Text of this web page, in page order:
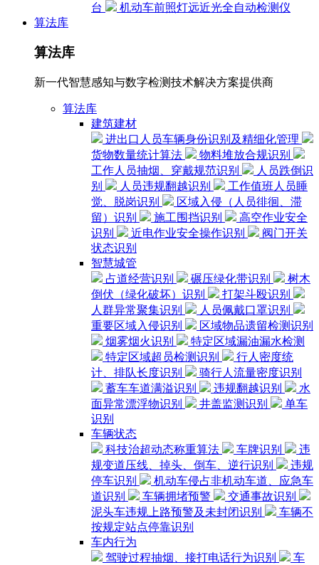
台
机动车前照灯远近光全自动检测仪
算法库
算法库
新一代智慧感知与数字检测技术解决方案提供商
算法库
建筑建材
进出口人员车辆身份识别及精细化管理
货物数量统计算法
物料堆放合规识别
工作人员抽烟、穿戴规范识别
人员跌倒识
别
人员违规翻越识别
工作值班人员睡
觉、脱岗识别
区域入侵（人员徘徊、滞
留）识别
施工围挡识别
高空作业安全
识别
近电作业安全操作识别
阀门开关
状态识别
智慧城管
占道经营识别
碾压绿化带识别
树木
倒伏（绿化破坏）识别
打架斗殴识别
人群异常聚集识别
人员佩戴口罩识别
重要区域入侵识别
区域物品遗留检测识别
烟雾烟火识别
特定区域漏油漏水检测
特定区域超员检测识别
行人密度统
计、排队长度识别
骑行人流量密度识别
蓄车车道满溢识别
违规翻越识别
水
面异常漂浮物识别
井盖监测识别
单车
识别
车辆状态
科技治超动态称重算法
车牌识别
违
规变道压线、掉头、倒车、逆行识别
违规
停车识别
机动车侵占非机动车道、应急车
道识别
车辆拥堵预警
交通事故识别
泥头车违规上路预警及未封闭识别
车辆不
按规定站点停靠识别
车内行为
驾驶过程抽烟、接打电话行为识别
车